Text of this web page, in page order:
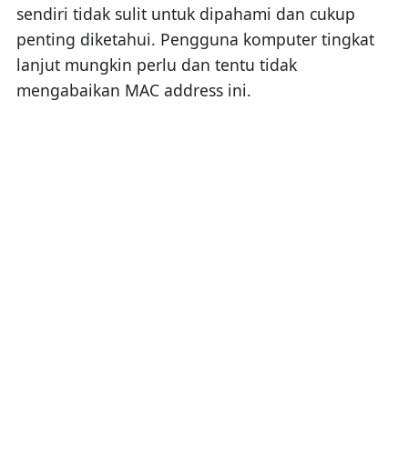
sendiri tidak sulit untuk dipahami dan cukup
penting diketahui. Pengguna komputer tingkat
lanjut mungkin perlu dan tentu tidak
mengabaikan MAC address ini.